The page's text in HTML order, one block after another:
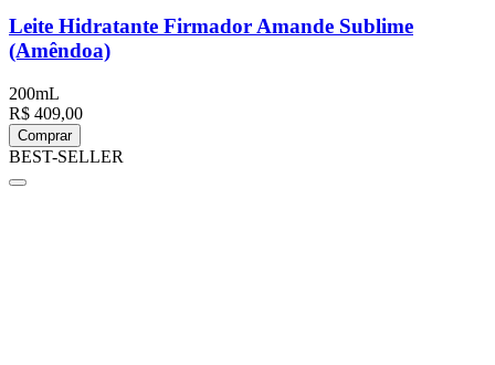
Leite Hidratante Firmador Amande Sublime
(Amêndoa)
200mL
R$ 409,00
Comprar
BEST-SELLER